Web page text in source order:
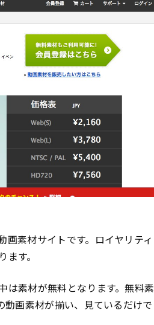
素材サイトです。ロイヤリティ
ます。
は素材が無料となります。無料素
画素材が揃い、見ているだけで